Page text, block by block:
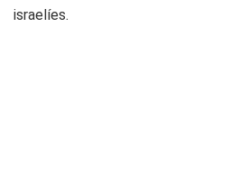
israelíes.